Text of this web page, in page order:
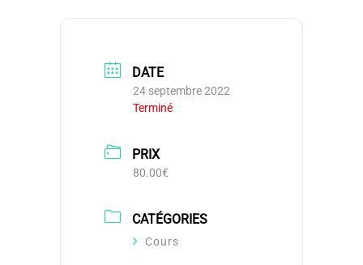
DATE
24 septembre 2022
Terminé
PRIX
80.00€
CATÉGORIES
Cours